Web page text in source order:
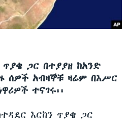
ጥያቄ ጋር በተያያዘ ከአንድ
ሰዎች አብዛኞቹ ዛሬም በእሥር
ተናገሩ፡፡
እርከን ጥያቄ ጋር